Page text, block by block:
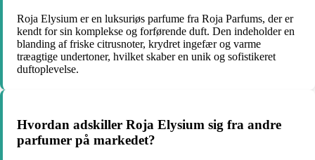
Roja Elysium er en luksuriøs parfume fra Roja Parfums, der er
kendt for sin komplekse og forførende duft. Den indeholder en
blanding af friske citrusnoter, krydret ingefær og varme
træagtige undertoner, hvilket skaber en unik og sofistikeret
duftoplevelse.
Hvordan adskiller Roja Elysium sig fra andre
parfumer på markedet?